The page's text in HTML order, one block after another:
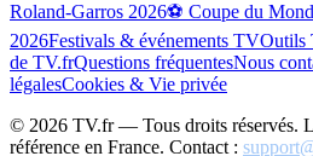
Roland-Garros 2026⚽ Coupe du
2026Festivals & événements TVOutils
de TV.frQuestions fréquentesNous
légalesCookies & Vie privée
© 2026 TV.fr — Tous droits réservés.
référence en France. Contact :